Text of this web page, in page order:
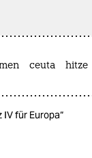
ceuta hitze
für Europa“